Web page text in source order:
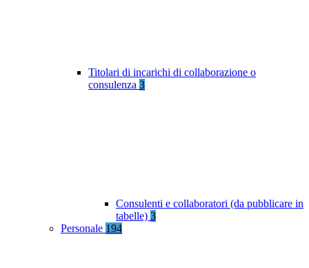
Titolari di incarichi di collaborazione o
consulenza 3
Consulenti e collaboratori (da pubblicare in
tabelle) 3
Personale 194